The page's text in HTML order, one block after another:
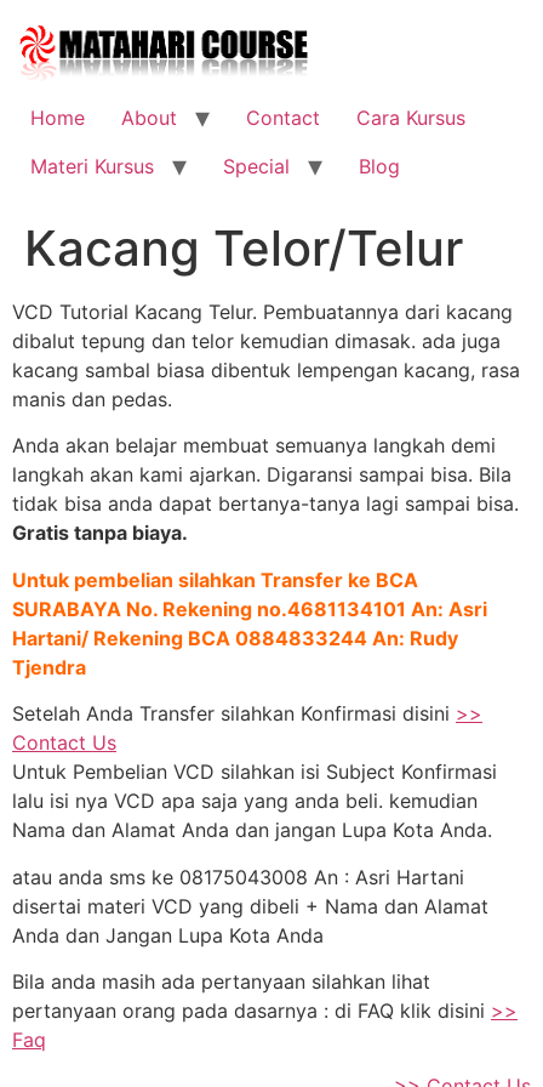
content
Home
About Contact
Cara Kursus
Materi Kursus
Special Blog
Kacang Telor/Telur
VCD Tutorial Kacang Telur. Pembuatannya dari kacang
dibalut tepung dan telor kemudian dimasak. ada juga
kacang sambal biasa dibentuk lempengan kacang, rasa
manis dan pedas.
Anda akan belajar membuat semuanya langkah demi
langkah akan kami ajarkan. Digaransi sampai bisa. Bila
tidak bisa anda dapat bertanya-tanya lagi sampai bisa.
Gratis tanpa biaya.
Untuk pembelian silahkan Transfer ke BCA
SURABAYA No. Rekening no.4681134101 An: Asri
Hartani/ Rekening BCA 0884833244 An: Rudy
Tjendra
Setelah Anda Transfer silahkan Konfirmasi disini >>
Contact Us
Untuk Pembelian VCD silahkan isi Subject Konfirmasi
lalu isi nya VCD apa saja yang anda beli. kemudian
Nama dan Alamat Anda dan jangan Lupa Kota Anda.
atau anda sms ke 08175043008 An : Asri Hartani
disertai materi VCD yang dibeli + Nama dan Alamat
Anda dan Jangan Lupa Kota Anda
Bila anda masih ada pertanyaan silahkan lihat
pertanyaan orang pada dasarnya : di FAQ klik disini >>
Faq